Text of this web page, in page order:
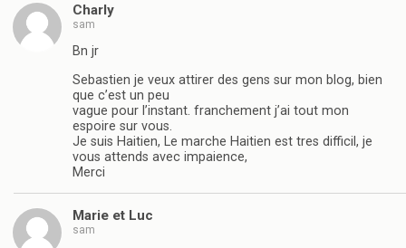
Charly
sam
Bn jr
Sebastien je veux attirer des gens sur mon blog, bien
que c’est un peu
vague pour l’instant. franchement j’ai tout mon
espoire sur vous.
Je suis Haitien, Le marche Haitien est tres difficil, je
vous attends avec impaience,
Merci
Marie et Luc
sam